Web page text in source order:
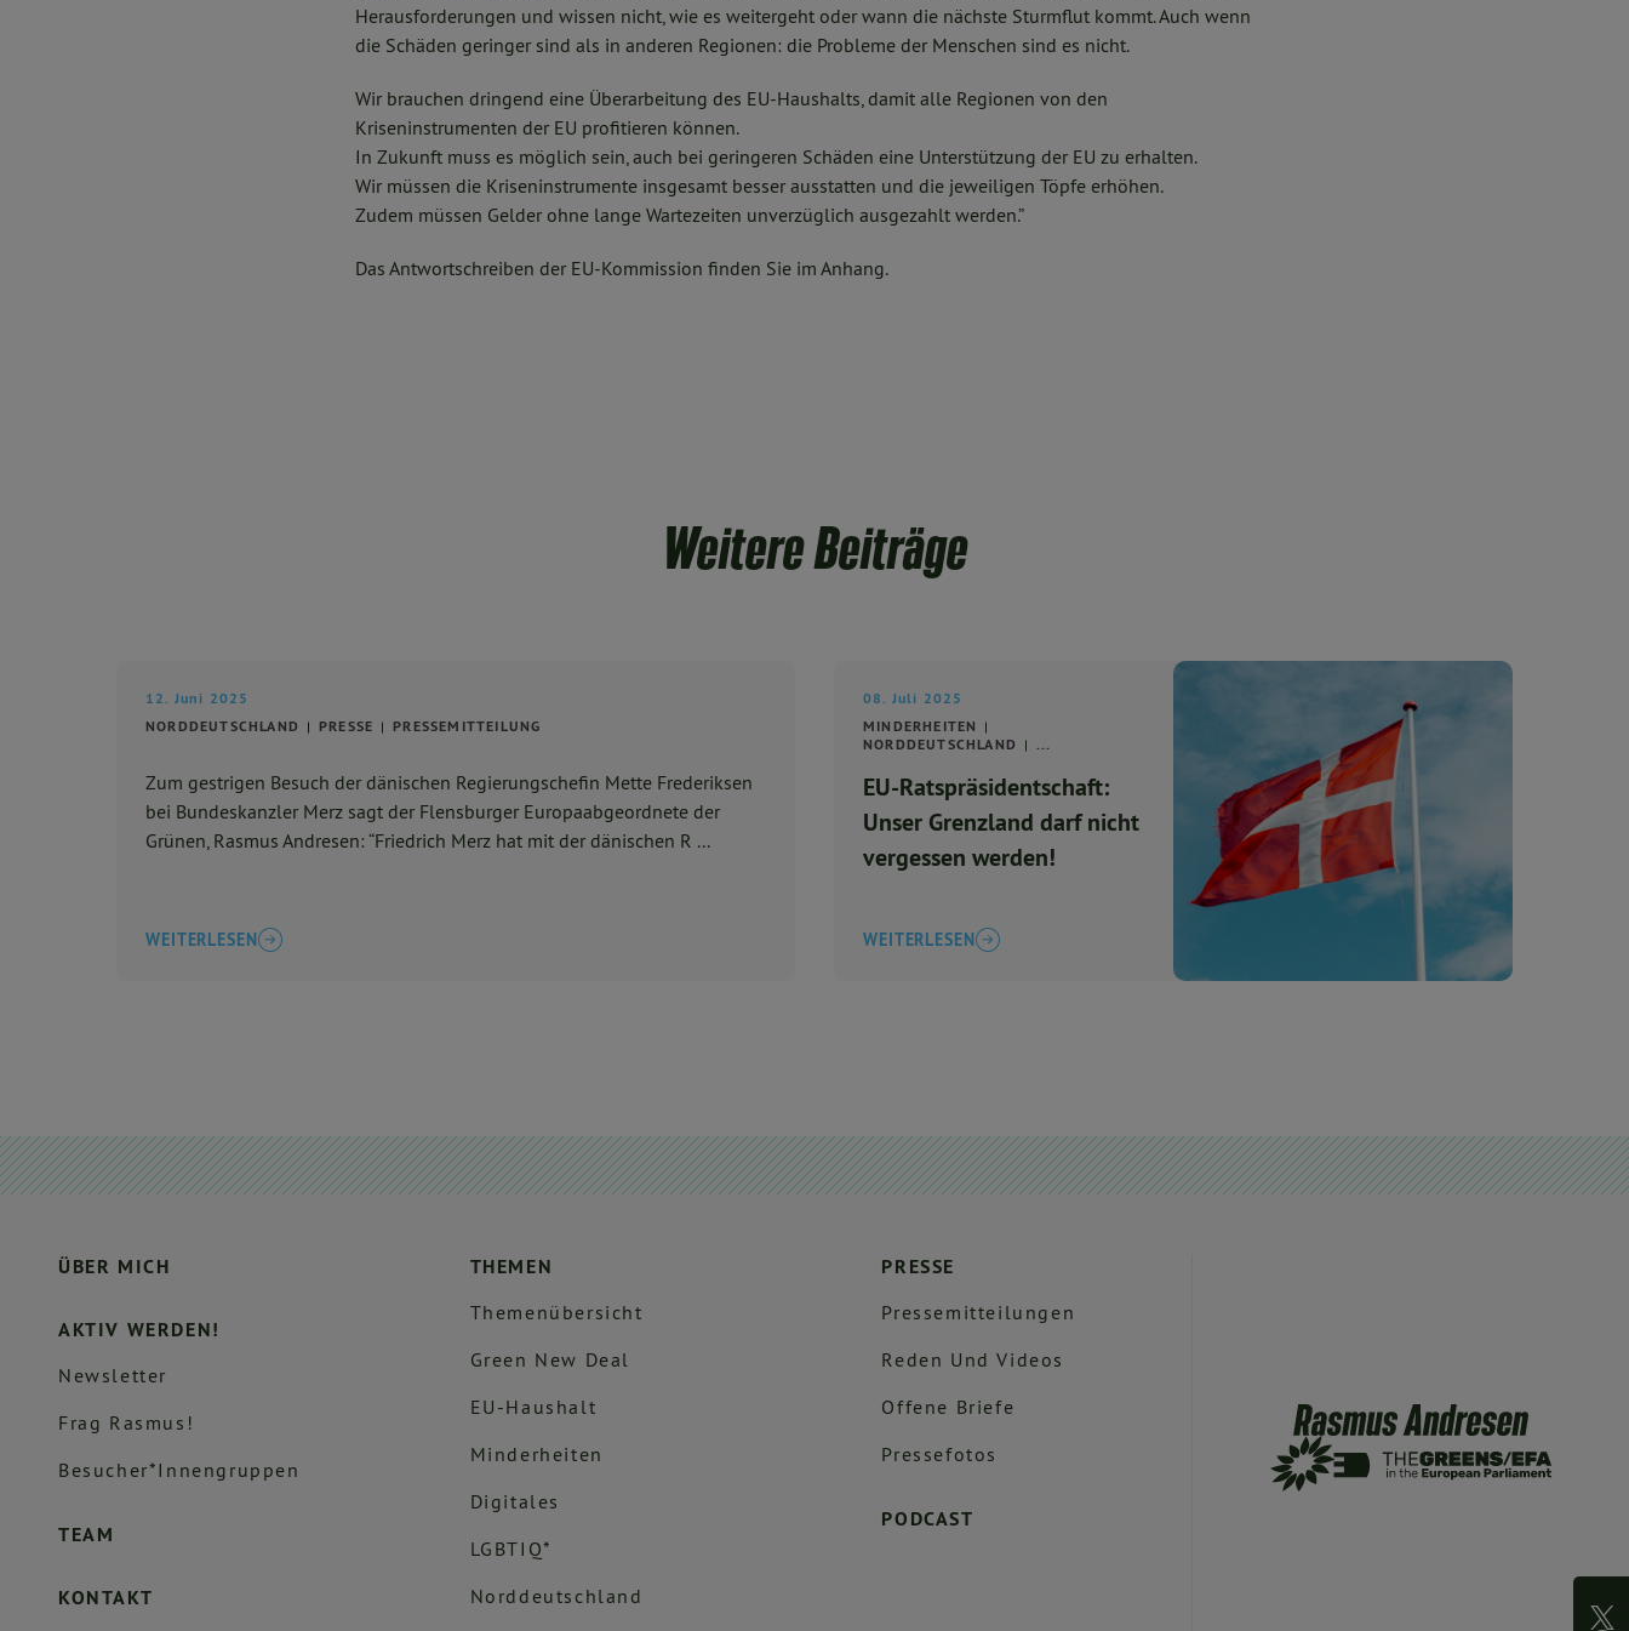
Herausforderungen und wissen nicht, wie es weitergeht oder wann die nächste Sturmflut kommt. Auch wenn
die Schäden geringer sind als in anderen Regionen: die Probleme der Menschen sind es nicht.
Wir brauchen dringend eine Überarbeitung des EU-Haushalts, damit alle Regionen von den
Kriseninstrumenten der EU profitieren können.
In Zukunft muss es möglich sein, auch bei geringeren Schäden eine Unterstützung der EU zu erhalten.
Wir müssen die Kriseninstrumente insgesamt besser ausstatten und die jeweiligen Töpfe erhöhen.
Zudem müssen Gelder ohne lange Wartezeiten unverzüglich ausgezahlt werden.”
Das Antwortschreiben der EU-Kommission finden Sie im Anhang.
Weitere Beiträge
12. Juni 2025
NORDDEUTSCHLAND
PRESSE PRESSEMITTEILUNG
Zum gestrigen Besuch der dänischen Regierungschefin Mette Frederiksen
bei Bundeskanzler Merz sagt der Flensburger Europaabgeordnete der
Grünen, Rasmus Andresen: “Friedrich Merz hat mit der dänischen R ...
WEITERLESEN
08. Juli 2025
MINDERHEITEN
NORDDEUTSCHLAND
...
EU-Ratspräsidentschaft:
Unser Grenzland darf nicht
vergessen werden!
WEITERLESEN
ÜBER MICH
AKTIV WERDEN!
Newsletter
Frag Rasmus!
Besucher*innengruppen
TEAM
KONTAKT
THEMEN
Themenübersicht
Green New Deal
EU-Haushalt
Minderheiten
Digitales
LGBTIQ*
Norddeutschland
PRESSE
Pressemitteilungen
Reden Und Videos
Offene Briefe
Pressefotos
PODCAST